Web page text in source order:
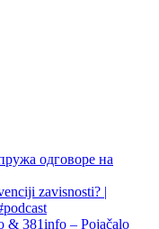
одговоре на
zavisnosti? |
& 381info – Pojačalo